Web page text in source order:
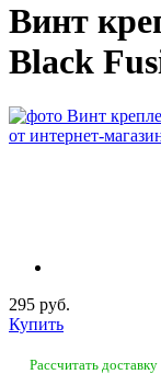
Винт
Black
295 руб.
Купить
Рассчитать доставку